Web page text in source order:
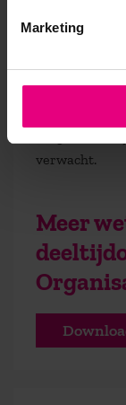
Marketing
Wil je weten
brochure en
niet altijd
verwacht.
Meer